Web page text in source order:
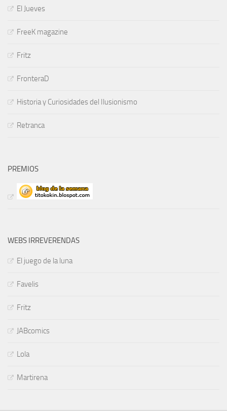
El Jueves
FreeK magazine
Fritz
FronteraD
Historia y Curiosidades del Ilusionismo
Retranca
PREMIOS
WEBS IRREVERENDAS
El juego de la luna
Favelis
Fritz
JABcomics
Lola
Martirena